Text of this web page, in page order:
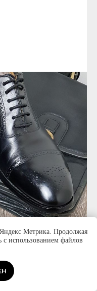
Метрика. Продолжая
с использованием файлов